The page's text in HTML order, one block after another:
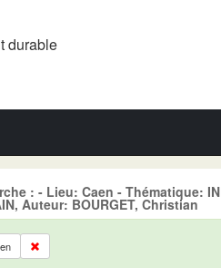
durable
: - Lieu: Caen - Thématique:
Auteur: BOURGET, Christian